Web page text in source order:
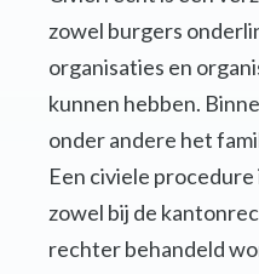
zowel burgers
organisaties en
kunnen hebben.
onder andere het
Een civiele procedure
zowel bij de
rechter behandeld